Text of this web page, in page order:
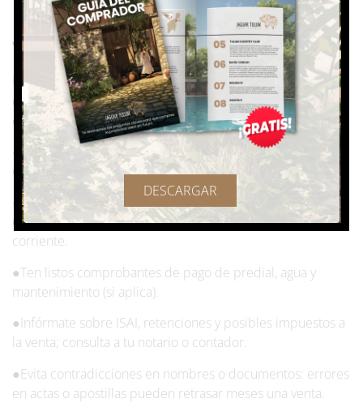
los aspectos legales para que la
venta no tenga trabas
Una venta que falla en el cierre suele deberse a
documentación incompleta o a problemas de título. Evita
esto preparando todo con antelación.
●Revisa el título de propiedad, historial registral y
certificados de no adeudo.
●Si eres extranjero y la propiedad está en zona restringida,
confirma que el fideicomiso esté en regla y con pagos al
corriente.
●Ten listos comprobantes de pago de predial, agua y
mantenimiento (si aplica).
●Infórmate sobre ISAI, retenciones y posibles impuestos a
la venta; consulta a tu notario o contador.
●Evita contradicciones en nombres o documentos: errores
en actas o apostillas pueden retrasar meses una venta.
DESCARGAR